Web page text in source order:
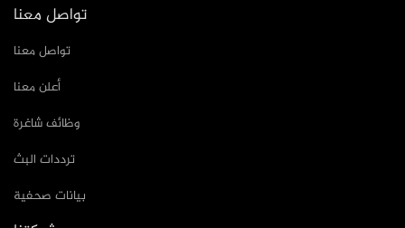
تواصل معنا
تواصل معنا
أعلن معنا
وظائف شاغرة
ترددات البث
بيانات صحفية